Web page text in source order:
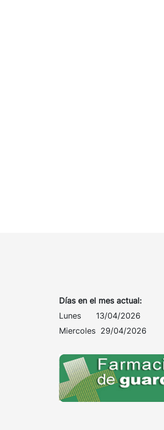
Días en el mes actual:
Lunes 13/04/2026
Miercoles 29/04/2026